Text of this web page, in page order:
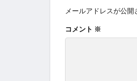
メールアドレスが公開
コメント ※